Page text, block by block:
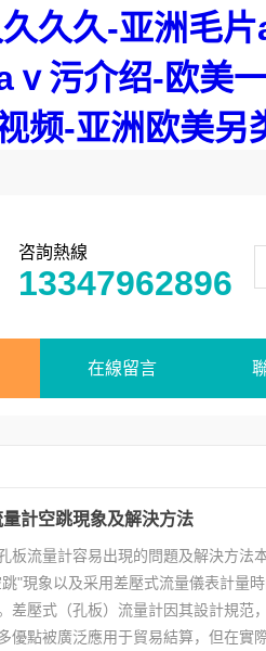
久久-亚洲毛
污介绍-欧美
频-亚洲欧美另
咨詢熱線
13347962896
在線留言
計空跳現象及解決方法
板流量計容易出現的問題及解決方法
跳"現象以及采用差壓式流量儀表計量
差壓式（孔板）流量計因其設計規范
優點被廣泛應用于貿易結算，但在實